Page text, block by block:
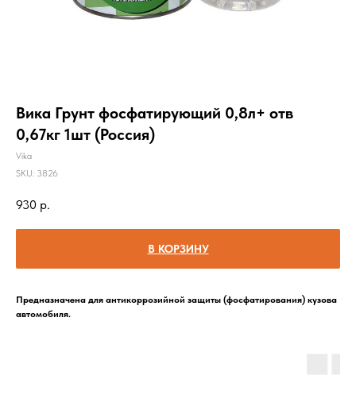
Вика Грунт фосфатирующий 0,8л+ отв
0,67кг 1шт (Россия)
Vika
SKU: 3826
930 р.
В КОРЗИНУ
Предназначена для антикоррозийной защиты (фосфатирования) кузова
автомобиля.